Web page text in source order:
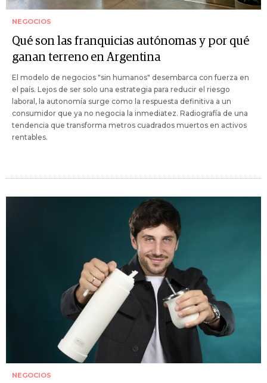
NEGOCIOS
Qué son las franquicias autónomas y por qué
ganan terreno en Argentina
El modelo de negocios "sin humanos" desembarca con fuerza en
el país. Lejos de ser solo una estrategia para reducir el riesgo
laboral, la autonomía surge como la respuesta definitiva a un
consumidor que ya no negocia la inmediatez. Radiografía de una
tendencia que transforma metros cuadrados muertos en activos
rentables.
NEGOCIOS